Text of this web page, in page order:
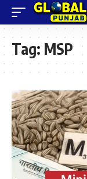
Tag: MSP